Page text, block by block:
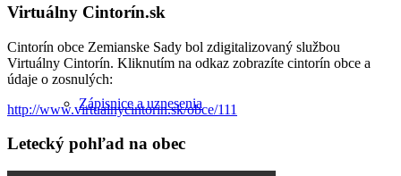
Zápisnice a uznesenia
Virtuálny Cintorín.sk
Cintorín obce Zemianske Sady bol zdigitalizovaný službou
Virtuálny Cintorín. Kliknutím na odkaz zobrazíte cintorín obce a
údaje o zosnulých:
http://www.virtualnycintorin.sk/obce/111
Letecký pohľad na obec